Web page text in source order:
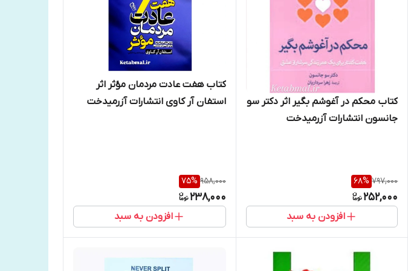
کتاب محکم در آغوشم بگیر اثر دکتر سو
جانسون انتشارات آزرمیدخت
797,000
68%
252,000
افزودن به سبد
کتاب هفت عادت مردمان مؤثر اثر
استفان آر کاوی انتشارات آزرمیدخت
958,000
75%
238,000
افزودن به سبد